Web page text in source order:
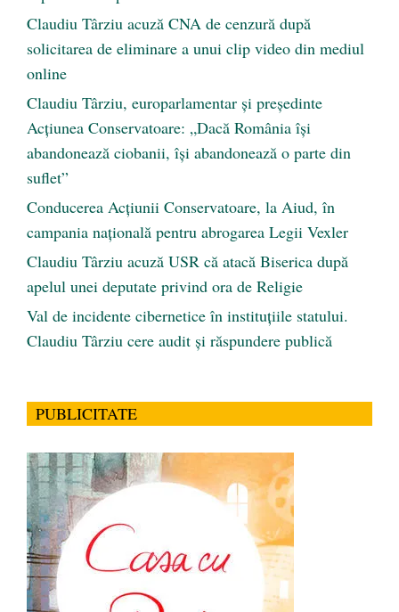
Claudiu Târziu acuză CNA de cenzură după
solicitarea de eliminare a unui clip video din mediul
online
Claudiu Târziu, europarlamentar și președinte
Acțiunea Conservatoare: „Dacă România își
abandonează ciobanii, își abandonează o parte din
suflet”
Conducerea Acțiunii Conservatoare, la Aiud, în
campania națională pentru abrogarea Legii Vexler
Claudiu Târziu acuză USR că atacă Biserica după
apelul unei deputate privind ora de Religie
Val de incidente cibernetice în instituțiile statului.
Claudiu Târziu cere audit și răspundere publică
PUBLICITATE